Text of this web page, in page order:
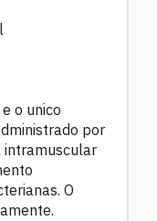
o unico
por
intramuscular
O